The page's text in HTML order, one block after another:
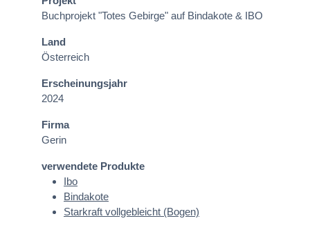
Buchprojekt "Totes Gebirge" auf Bindakote & IBO
Land
Österreich
Erscheinungsjahr
2024
Firma
Gerin
verwendete Produkte
Ibo
Bindakote
Starkraft vollgebleicht (Bogen)